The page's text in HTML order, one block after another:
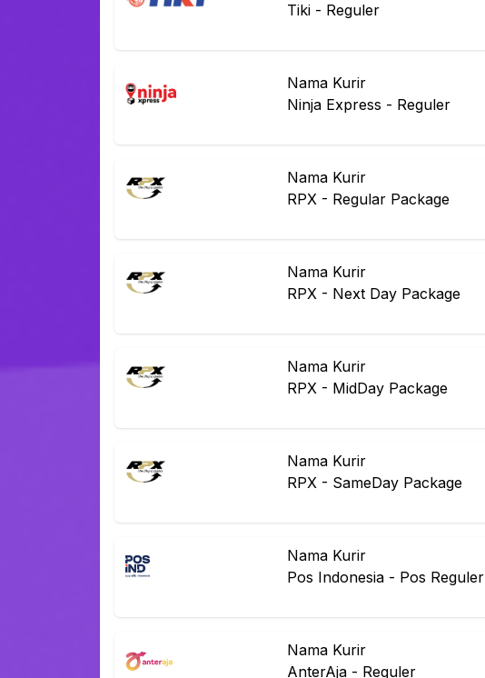
Tiki - Reguler
Nama Kurir
Ninja Express - Reguler
Nama Kurir
RPX - Regular Package
Nama Kurir
RPX - Next Day Package
Nama Kurir
RPX - MidDay Package
Nama Kurir
RPX - SameDay Package
Nama Kurir
Pos Indonesia - Pos Reguler
Nama Kurir
AnterAja - Reguler